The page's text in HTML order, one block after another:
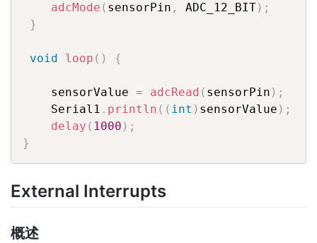
adcMode ( sensorPin , ADC_12_BIT) ;
}
void loop ( ) {
    sensorValue
= adcRead ( sensorPin ) ;
    Serial1
. println ( ( int ) sensorValue ) ;
delay ( 1000 ) ;
}
External Interrupts
概述